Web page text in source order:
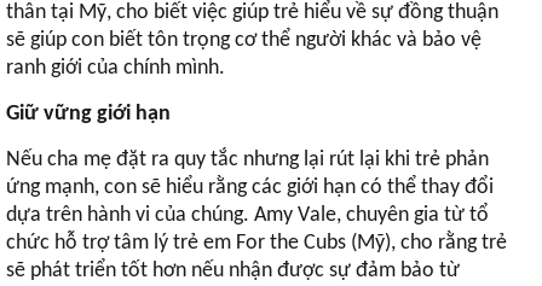
thân tại Mỹ, cho biết việc giúp trẻ hiểu về sự đồng thuận
sẽ giúp con biết tôn trọng cơ thể người khác và bảo vệ
ranh giới của chính mình.
Giữ vững giới hạn
Nếu cha mẹ đặt ra quy tắc nhưng lại rút lại khi trẻ phản
ứng mạnh, con sẽ hiểu rằng các giới hạn có thể thay đổi
dựa trên hành vi của chúng. Amy Vale, chuyên gia từ tổ
chức hỗ trợ tâm lý trẻ em For the Cubs (Mỹ), cho rằng trẻ
sẽ phát triển tốt hơn nếu nhận được sự đảm bảo từ